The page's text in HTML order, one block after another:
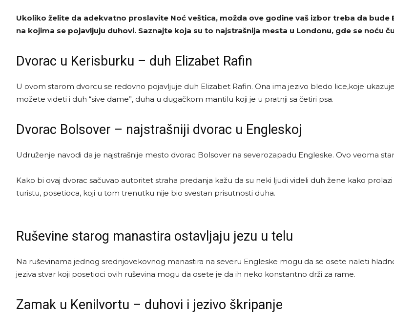
Ukoliko želite da adekvatno proslavite Noć veštica, možda ove godine vaš izbor treba da
na kojima se pojavljuju duhovi. Saznajte koja su to najstrašnija mesta u Londonu, gde se noću
Dvorac u Kerisburku – duh Elizabet Rafin
U ovom starom dvorcu se redovno pojavljuje duh Elizabet Rafin. Ona ima jezivo bledo lice,koje
možete videti i duh “sive dame”, duha u dugačkom mantilu koji je u pratnji sa četiri psa.
Dvorac Bolsover – najstrašniji dvorac u Engleskoj
Udruženje navodi da je najstrašnije mesto dvorac Bolsover na severozapadu Engleske. Ovo veoma
Kako bi ovaj dvorac sačuvao autoritet straha predanja kažu da su neki ljudi videli duh žene kako
turistu, posetioca, koji u tom trenutku nije bio svestan prisutnosti duha.
Ruševine starog manastira ostavljaju jezu u telu
Na ruševinama jednog srednjovekovnog manastira na severu Engleske mogu da se osete naleti
jeziva stvar koji posetioci ovih ruševina mogu da osete je da ih neko konstantno drži za rame.
Zamak u Kenilvortu – duhovi i jezivo škripanje